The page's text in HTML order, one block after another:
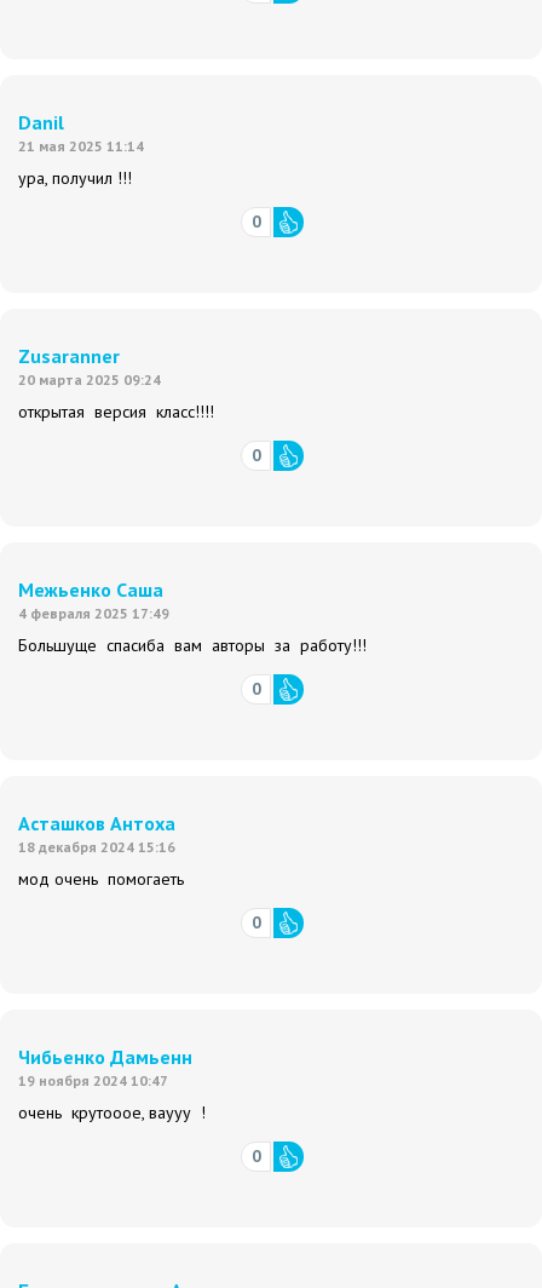
Danil
21 мая 2025 11:14
ура, получил !!!
0
Zusaranner
20 марта 2025 09:24
открытая версия класс!!!!
0
Межьенко Саша
4 февраля 2025 17:49
Большуще спасиба вам авторы за работу!!!
0
Асташков Антоха
18 декабря 2024 15:16
мод очень помогаеть
0
Чибьенко Дамьенн
19 ноября 2024 10:47
очень крутооое, ваууу !
0